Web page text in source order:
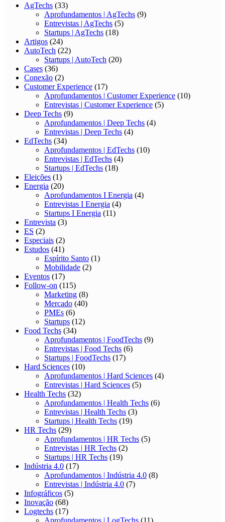
AgTechs (33)
Aprofundamentos | AgTechs (9)
Entrevistas | AgTechs (5)
Startups | AgTechs (18)
Artigos (24)
AutoTech (22)
Startups | AutoTech (20)
Cases (36)
Conexão (2)
Customer Experience (17)
Aprofundamentos | Customer Experience (10)
Entrevistas | Customer Experience (5)
Deep Techs (9)
Aprofundamentos | Deep Techs (4)
Entrevistas | Deep Techs (4)
EdTechs (34)
Aprofundamentos | EdTechs (10)
Entrevistas | EdTechs (4)
Startups | EdTechs (18)
Eleições (1)
Energia (20)
Aprofundamentos I Energia (4)
Entrevistas I Energia (4)
Startups I Energia (11)
Entrevista (3)
ES (2)
Especiais (2)
Estudos (41)
Espírito Santo (1)
Mobilidade (2)
Eventos (17)
Follow-on (115)
Marketing (8)
Mercado (40)
PMEs (6)
Startups (12)
Food Techs (34)
Aprofundamentos | FoodTechs (9)
Entrevistas | Food Techs (6)
Startups | FoodTechs (17)
Hard Sciences (10)
Aprofundamentos | Hard Sciences (4)
Entrevistas | Hard Sciences (5)
Health Techs (32)
Aprofundamentos | Health Techs (6)
Entrevistas | Health Techs (3)
Startups | Health Techs (19)
HR Techs (29)
Aprofundamentos | HR Techs (5)
Entrevistas | HR Techs (2)
Startups | HR Techs (19)
Indústria 4.0 (17)
Aprofundamentos | Indústria 4.0 (8)
Entrevistas | Indústria 4.0 (7)
Infográficos (5)
Inovação (68)
Logtechs (17)
Aprofundamentos | LogTechs (11)